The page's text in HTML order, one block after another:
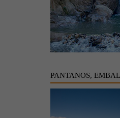
PANTANOS,